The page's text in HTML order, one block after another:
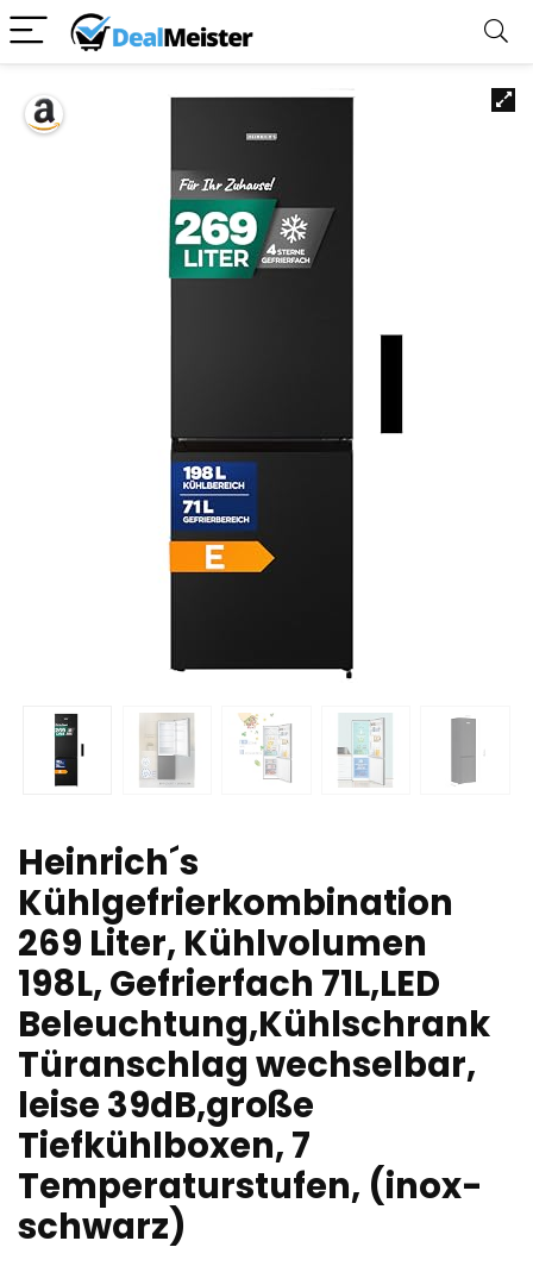
Heinrich´s
Kühlgefrierkombination
269 Liter, Kühlvolumen
198L, Gefrierfach 71L,LED
Beleuchtung,Kühlschrank
Türanschlag wechselbar,
leise 39dB,große
Tiefkühlboxen, 7
Temperaturstufen, (inox-
schwarz)